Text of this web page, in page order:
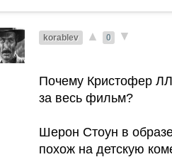
korablev ▲ 0 ▼
Почему Кристофер
за весь фильм?
Шерон Стоун в
похож на детскую